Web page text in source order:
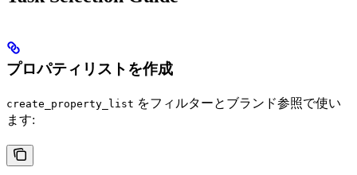
プロパティリストを作成
create_property_list をフィルターとブランド参照で使い
ます: